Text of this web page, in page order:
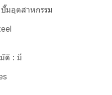
มอุตสาหกรรม
ติ : มี